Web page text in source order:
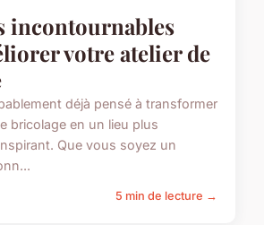
incontournables
votre atelier de
déjà pensé à transformer
bricolage en un lieu plus
Que vous soyez un
5 min de lecture →